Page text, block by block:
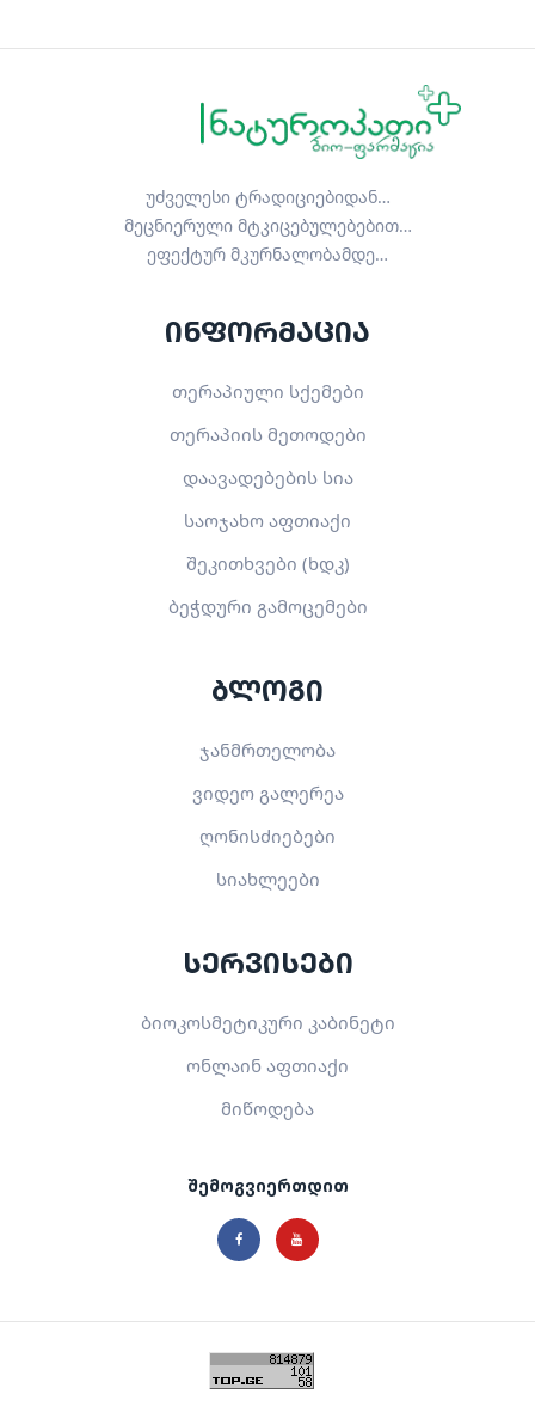
უძველესი ტრადიციებიდან…
მეცნიერული მტკიცებულებებით…
ეფექტურ მკურნალობამდე…
ინფორმაცია
თერაპიული სქემები
თერაპიის მეთოდები
დაავადებების სია
საოჯახო აფთიაქი
შეკითხვები (ხდკ)
ბეჭდური გამოცემები
ბლოგი
ჯანმრთელობა
ვიდეო გალერეა
ღონისძიებები
სიახლეები
სერვისები
ბიოკოსმეტიკური კაბინეტი
ონლაინ აფთიაქი
მიწოდება
შემოგვიერთდით